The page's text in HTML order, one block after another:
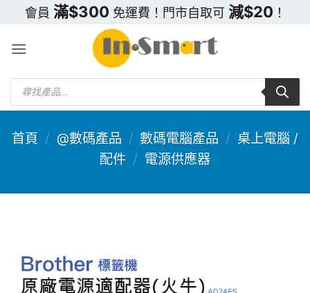
content
會員 滿$300 免運費！門市自取可 減$20 ！
Products
search
首頁 / @數碼產品 / 數碼電腦產品 / 桌上電腦 /
配件 / 電源供應器